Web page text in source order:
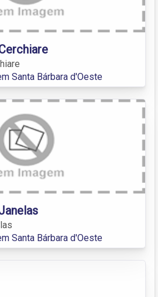
Santa Bárbara d'Oeste
Santa Bárbara d'Oeste